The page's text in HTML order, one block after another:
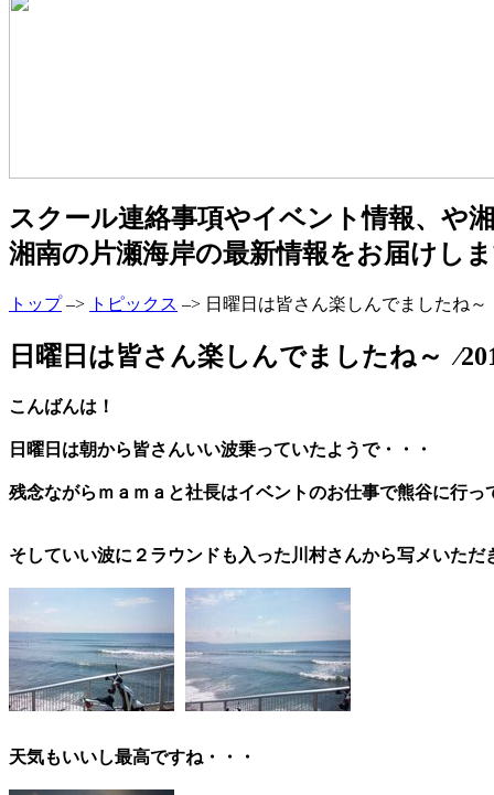
スクール連絡事項やイベント情報、や
湘南の片瀬海岸の最新情報をお届けしま
トップ–> トピックス –> 日曜日は皆さん楽しんでましたね～
日曜日は皆さん楽しんでましたね～
こんばんは！
日曜日は朝から皆さんいい波乗っていたようで・・・
残念ながらｍａｍａと社長はイベントのお仕事で熊谷に行っ
そしていい波に２ラウンドも入った川村さんから写メいた
天気もいいし最高ですね・・・